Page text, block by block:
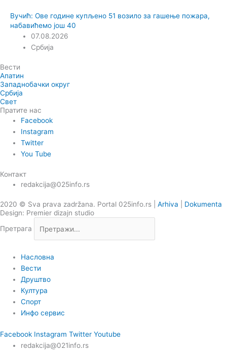
Вучић: Ове године купљено 51 возило за гашење пожара,
набавићемо још 40
07.08.2026
Србија
Вести
Апатин
Западнобачки округ
Србија
Свет
Пратите нас
Facebook
Instagram
Twitter
You Tube
Контакт
redakcija@025info.rs
2020 © Sva prava zadržana. Portal 025info.rs | Arhiva
Dokumenta
Design: Premier dizajn studio
Претрага
Насловна
Вести
Друштво
Култура
Спорт
Инфо сервис
Facebook Instagram Twitter Youtube
redakcija@021info.rs